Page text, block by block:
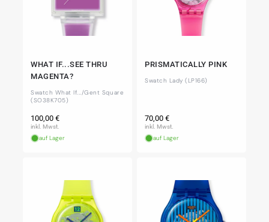
WHAT IF...SEE THRU
MAGENTA?
Swatch What If.../Gent Square
(SO38K705)
Normaler
Preis
100,00 €
inkl. Mwst.
auf Lager
PRISMATICALLY PINK
Swatch Lady (LP166)
Normaler
Preis
70,00 €
inkl. Mwst.
auf Lager